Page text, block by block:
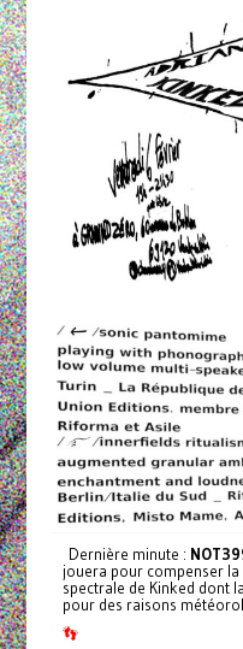
Dernière minute :
jouera pour compenser
spectrale de Kinked dont
pour des raisons
👣